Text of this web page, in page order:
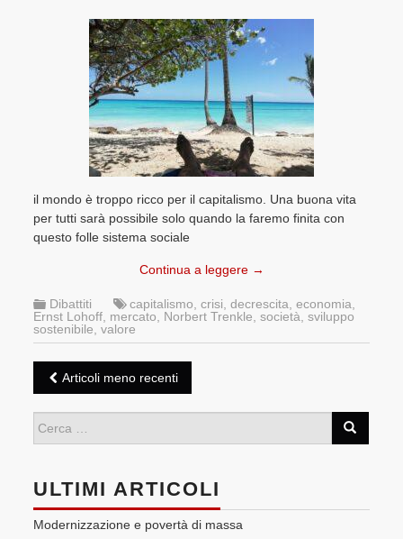
il mondo è troppo ricco per il capitalismo. Una buona vita
per tutti sarà possibile solo quando la faremo finita con
questo folle sistema sociale
Continua a leggere →
Dibattiti capitalismo ,crisi ,decrescita ,economia
Ernst Lohoff mercato Norbert Trenkle ,società ,sviluppo
sostenibile ,valore
Post
navigation
Articoli meno recenti
ULTIMI ARTICOLI
Modernizzazione e povertà di massa